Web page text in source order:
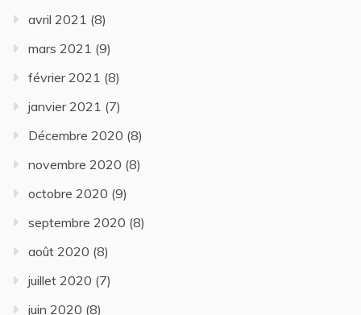
avril 2021 (8)
mars 2021 (9)
février 2021 (8)
janvier 2021 (7)
Décembre 2020 (8)
novembre 2020 (8)
octobre 2020 (9)
septembre 2020 (8)
août 2020 (8)
juillet 2020 (7)
juin 2020 (8)